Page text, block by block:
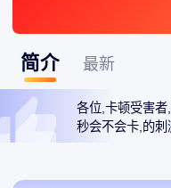
简介 最新
各位,卡顿受害
秒会不会卡,的刺